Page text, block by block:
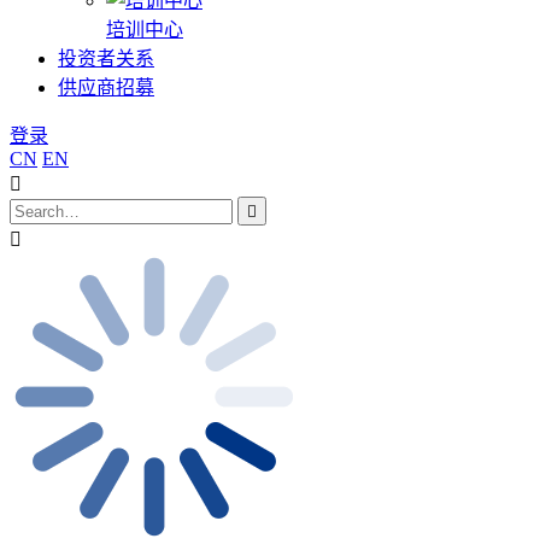
培训中心
投资者关系
供应商招募
登录
CN EN